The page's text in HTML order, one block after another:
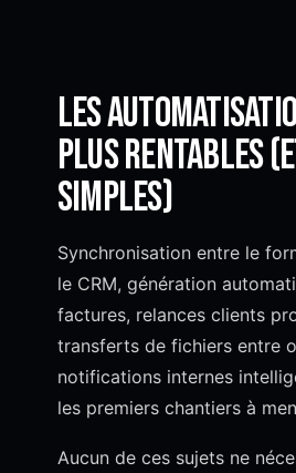
Les
plus rentables
simples)
Synchronisation entre le
le CRM, génération
factures, relances clients
transferts de fichiers entre
notifications internes
les premiers chantiers à
Aucun de ces sujets ne